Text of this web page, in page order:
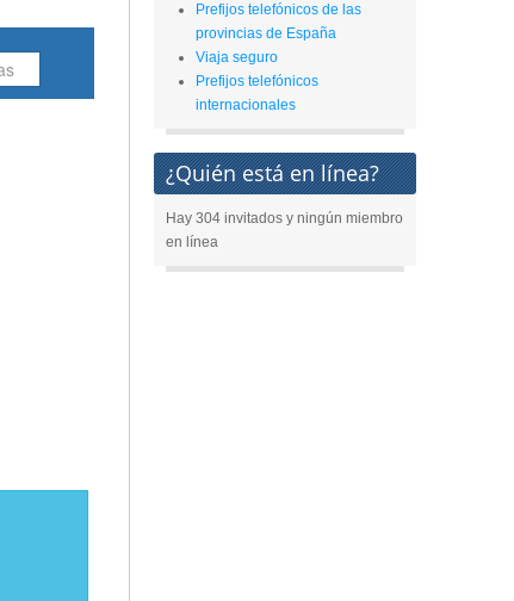
Prefijos telefónicos de las
provincias de España
Viaja seguro
Prefijos telefónicos
internacionales
¿Quién está en línea?
Hay 304 invitados y ningún miembro
en línea